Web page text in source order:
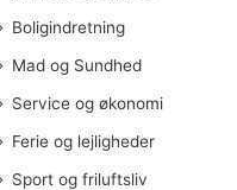
Boligindretning
Mad og Sundhed
Service og økonomi
Ferie og lejligheder
Sport og friluftsliv